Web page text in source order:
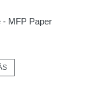
- MFP Paper